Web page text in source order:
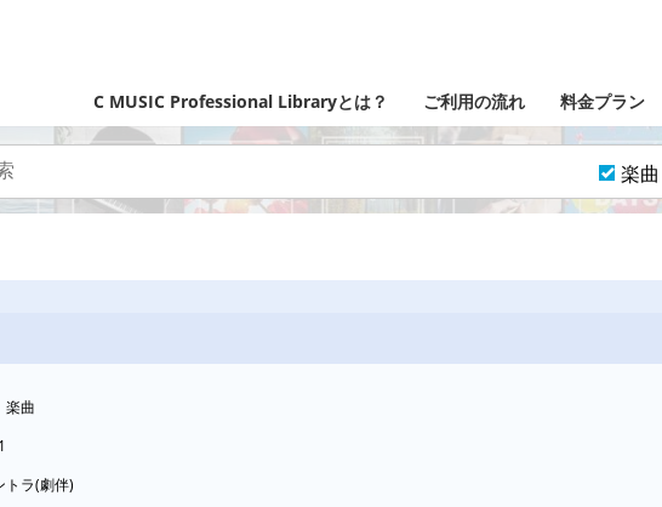
C MUSIC Professional Libraryとは？ ご利用の流れ 料金プラン
楽曲
楽曲
トラ(劇伴)